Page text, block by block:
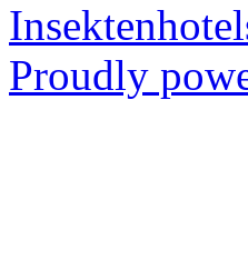
Proudly